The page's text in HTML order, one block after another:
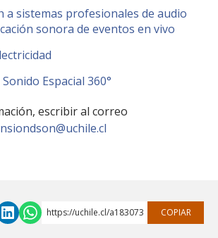
a sistemas profesionales de audio
sonora de eventos en vivo
Espacial 360°
escribir al correo
https://uchile.cl/a183073 COPIAR